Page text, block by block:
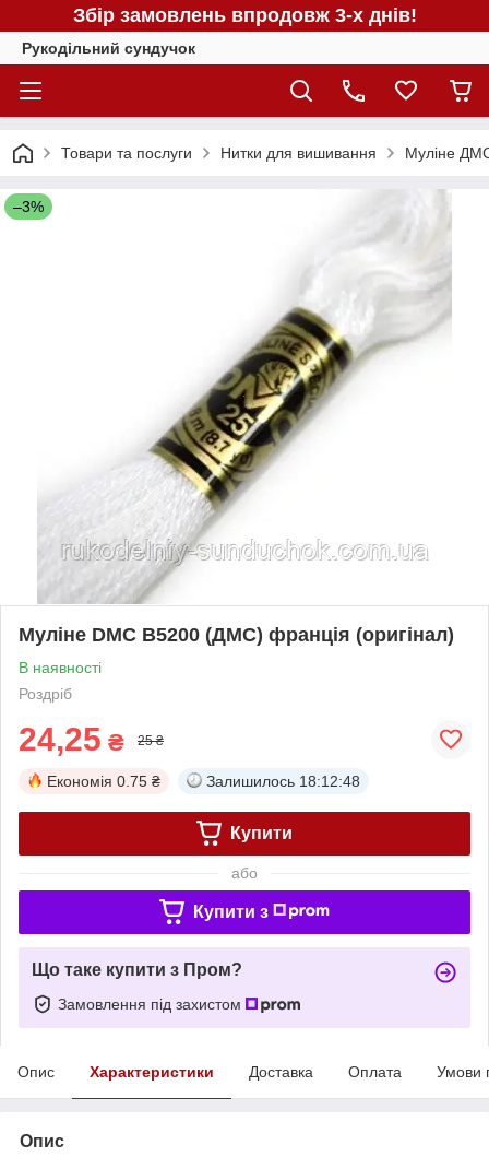
Збір замовлень впродовж 3-х днів!
Рукодільний сундучок
Товари та послуги Нитки для вишивання Муліне
–3%
Муліне DMC B5200 (ДМС) франція (оригінал)
В наявності
Роздріб
24,25 ₴ 25 ₴
Економія 0.75 ₴ Залишилось 18:12:48
Купити
або
Купити з
Що таке купити з Пром?
Замовлення під захистом
Опис Характеристики Доставка Оплата Умови
Опис